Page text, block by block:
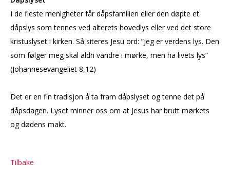
I de fleste menigheter får dåpsfamilien eller den døpte et
dåpslys som tennes ved alterets hovedlys eller ved det store
kristuslyset i kirken. Så siteres Jesu ord: ”Jeg er verdens lys. Den
som følger meg skal aldri vandre i mørke, men ha livets lys”
(Johannesevangeliet 8,12)
Det er en fin tradisjon å ta fram dåpslyset og tenne det på
dåpsdagen. Lyset minner oss om at Jesus har brutt mørkets
og dødens makt.
Tilbake